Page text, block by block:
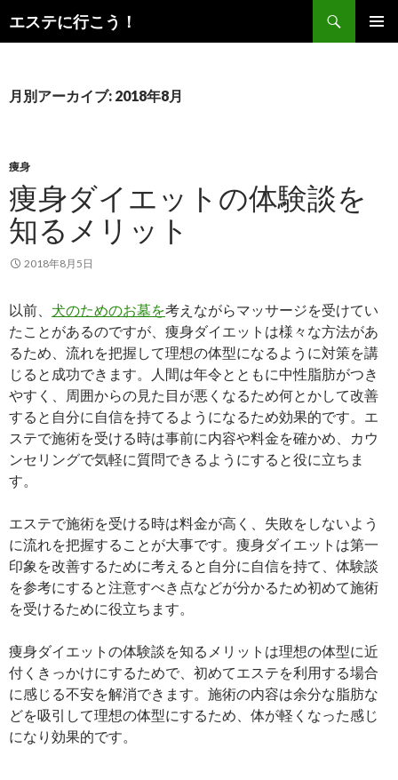
エステに行こう！
索
ン
キ
ッ
プ
月別アーカイブ: 2018年8月
痩身
痩身ダイエットの体験談を
知るメリット
2018年8月5日
以前、 犬のためのお墓を考えながらマッサージを受けてい
たことがあるのですが、痩身ダイエットは様々な方法があ
るため、流れを把握して理想の体型になるように対策を講
じると成功できます。人間は年令とともに中性脂肪がつき
やすく、周囲からの見た目が悪くなるため何とかして改善
すると自分に自信を持てるようになるため効果的です。エ
ステで施術を受ける時は事前に内容や料金を確かめ、カウ
ンセリングで気軽に質問できるようにすると役に立ちま
す。
エステで施術を受ける時は料金が高く、失敗をしないよう
に流れを把握することが大事です。痩身ダイエットは第一
印象を改善するために考えると自分に自信を持て、体験談
を参考にすると注意すべき点などが分かるため初めて施術
を受けるために役立ちます。
痩身ダイエットの体験談を知るメリットは理想の体型に近
付くきっかけにするためで、初めてエステを利用する場合
に感じる不安を解消できます。施術の内容は余分な脂肪な
どを吸引して理想の体型にするため、体が軽くなった感じ
になり効果的です。